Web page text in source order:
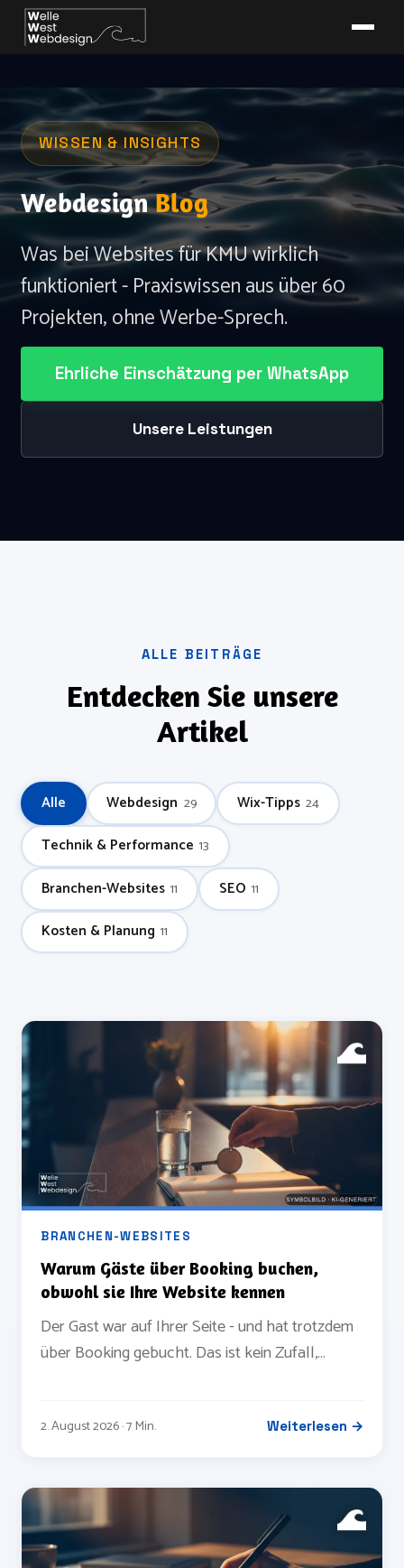
WISSEN & INSIGHTS
WebdesignBlog
Was bei Websites für KMU wirklich
funktioniert - Praxiswissen aus über 60
Projekten, ohne Werbe-Sprech.
Ehrliche Einschätzung per WhatsApp
Unsere Leistungen
ALLE BEITRÄGE
Entdecken Sie unsere
Artikel
Alle Webdesign 29 Wix-Tipps 24
Technik & Performance 13
Branchen-Websites 11 SEO 11
Kosten & Planung 11
BRANCHEN-WEBSITES
Warum Gäste über Booking buchen,
obwohl sie Ihre Website kennen
Der Gast war auf Ihrer Seite - und hat trotzdem
über Booking gebucht. Das ist kein Zufall,
2. August 2026 · 7 Min. Weiterlesen →